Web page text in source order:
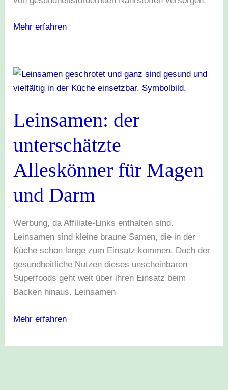
Mehr erfahren
Leinsamen: der
unterschätzte
Alleskönner für Magen
und Darm
Werbung, da Affiliate-Links enthalten sind.
Leinsamen sind kleine braune Samen, die in der
Küche schon lange zum Einsatz kommen. Doch der
gesundheitliche Nutzen dieses unscheinbaren
Superfoods geht weit über ihren Einsatz beim
Backen hinaus. Leinsamen
Leinsamen:
der
Alleskönner
für
Magen
Darm
Mehr erfahren